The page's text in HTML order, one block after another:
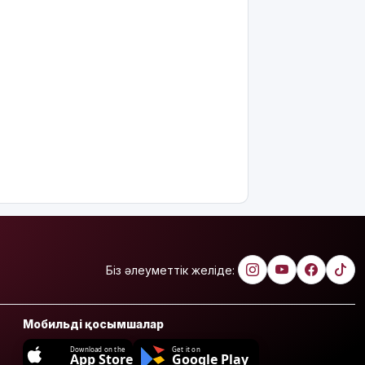
Біз әлеуметтік желіде:
Мобильді қосымшалар
Download on the
App Store
Get it on
Google Play